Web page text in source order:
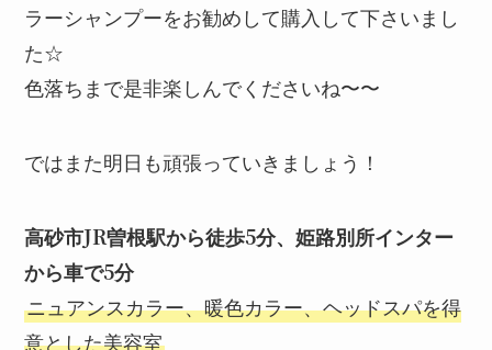
ラーシャンプーをお勧めして購入して下さいまし
た☆
色落ちまで是非楽しんでくださいね〜〜
ではまた明日も頑張っていきましょう！
高砂市JR曽根駅から徒歩5分、姫路別所インター
から車で5分
ニュアンスカラー、暖色カラー、ヘッドスパを得
意とした美容室